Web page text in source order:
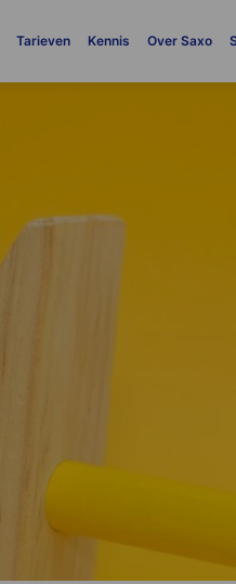
Tarieven Kennis Over Saxo